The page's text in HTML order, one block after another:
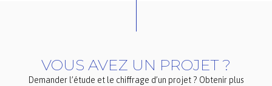
VOUS AVEZ UN PROJET ?
Demander l’étude et le chiffrage d’un projet ? Obtenir plus